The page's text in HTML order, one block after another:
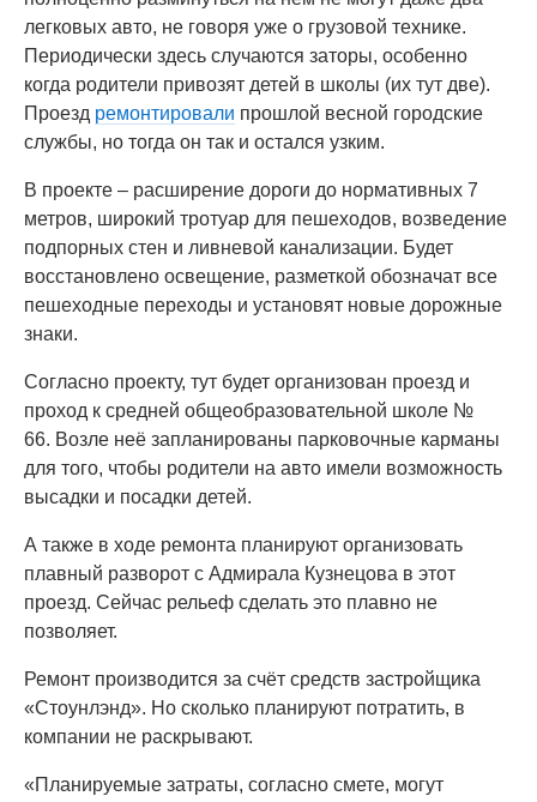
легковых авто, не говоря уже о грузовой технике.
Периодически здесь случаются заторы, особенно
когда родители привозят детей в школы (их тут две).
Проезд ремонтировали прошлой весной городские
службы, но тогда он так и остался узким.
В проекте – расширение дороги до нормативных 7
метров, широкий тротуар для пешеходов, возведение
подпорных стен и ливневой канализации. Будет
восстановлено освещение, разметкой обозначат все
пешеходные переходы и установят новые дорожные
знаки.
Согласно проекту, тут будет организован проезд и
проход к средней общеобразовательной школе №
66. Возле неё запланированы парковочные карманы
для того, чтобы родители на авто имели возможность
высадки и посадки детей.
А также в ходе ремонта планируют организовать
плавный разворот с Адмирала Кузнецова в этот
проезд. Сейчас рельеф сделать это плавно не
позволяет.
Ремонт производится за счёт средств застройщика
«Стоунлэнд». Но сколько планируют потратить, в
компании не раскрывают.
«Планируемые затраты, согласно смете, могут